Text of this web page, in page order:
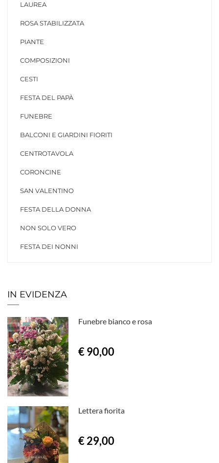
LAUREA
ROSA STABILIZZATA
PIANTE
COMPOSIZIONI
CESTI
FESTA DEL PAPÀ
FUNEBRE
BALCONI E GIARDINI FIORITI
CENTROTAVOLA
CORONCINE
SAN VALENTINO
FESTA DELLA DONNA
NON SOLO VERO
FESTA DEI NONNI
IN EVIDENZA
Funebre bianco e rosa
€ 90,00
Lettera fiorita
€ 29,00